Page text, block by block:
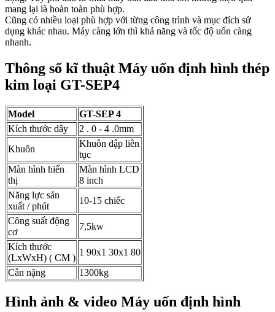
mang lại là hoàn toàn phù hợp.
Cũng có nhiều loại phù hợp với từng công trình và mục đích sử
dụng khác nhau. Máy càng lớn thì khả năng và tốc độ uốn càng
nhanh.
Thông số kĩ thuật Máy uốn định hình thép
kim loại GT-SEP4
Model GT-SEP4
Kích thước dây
2 . 0 - 4 .0mm
Khuôn
Khuôn dập liên
tục
Màn hình hiển
thị
Màn hình LCD
8 inch
Năng lực sản
xuất / phút
10-15 chiếc
Công suất động
cơ
7,5kw
Kích thước
(LxWxH) ( CM )
1 90x1 30x1 80
Cân nặng
1300kg
Hình ảnh & video Máy uốn định hình